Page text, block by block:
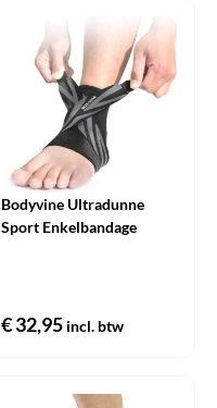
Bodyvine Ultradunne
Sport Enkelbandage
€32,95 incl. btw